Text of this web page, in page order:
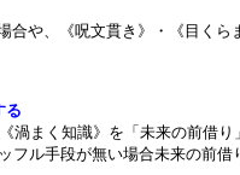
合や、《呪文貫き》・《目く
る
渦まく知識》を「未来の前借
フル手段が無い場合未来の前